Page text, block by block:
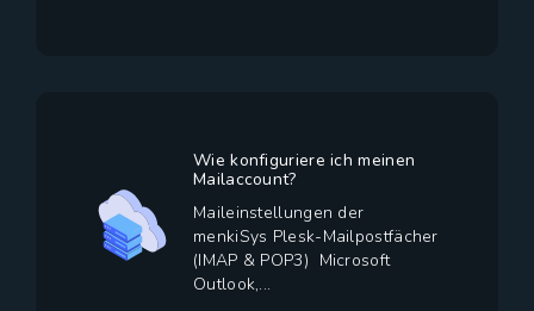
Wie konfiguriere ich meinen
Mailaccount?
Maileinstellungen der
menkiSys Plesk-Mailpostfächer
(IMAP & POP3) Microsoft
Outlook,...